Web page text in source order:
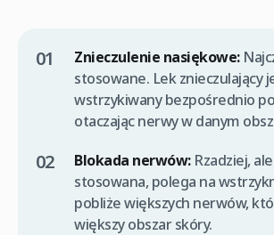
Znieczulenie nasiękowe:
stosowane. Lek znieczulający
wstrzykiwany bezpośrednio
otaczając nerwy w danym
Blokada nerwów:Rzadziej,
stosowana, polega na
pobliże większych nerwów,
większy obszar skóry.